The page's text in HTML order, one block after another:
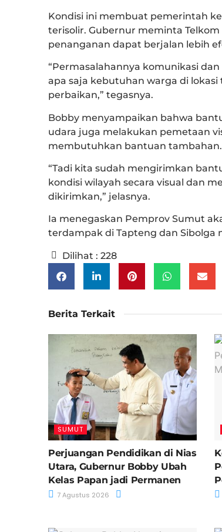
Kondisi ini membuat pemerintah
terisolir. Gubernur meminta
penanganan dapat berjalan lebih
“Permasalahannya komunikasi
apa saja kebutuhan warga di
perbaikan,” tegasnya.
Bobby menyampaikan bahwa
udara juga melakukan pemetaan
membutuhkan bantuan tambahan.
“Tadi kita sudah mengirimkan
kondisi wilayah secara visual dan
dikirimkan,” jelasnya.
Ia menegaskan Pemprov Sumut
terdampak di Tapteng dan Sibolga
Dilihat : 228
Berita Terkait
SUMUT
Perjuangan Pendidikan di Nias
Utara, Gubernur Bobby Ubah
Kelas Papan jadi Permanen
7 Agustus 2026